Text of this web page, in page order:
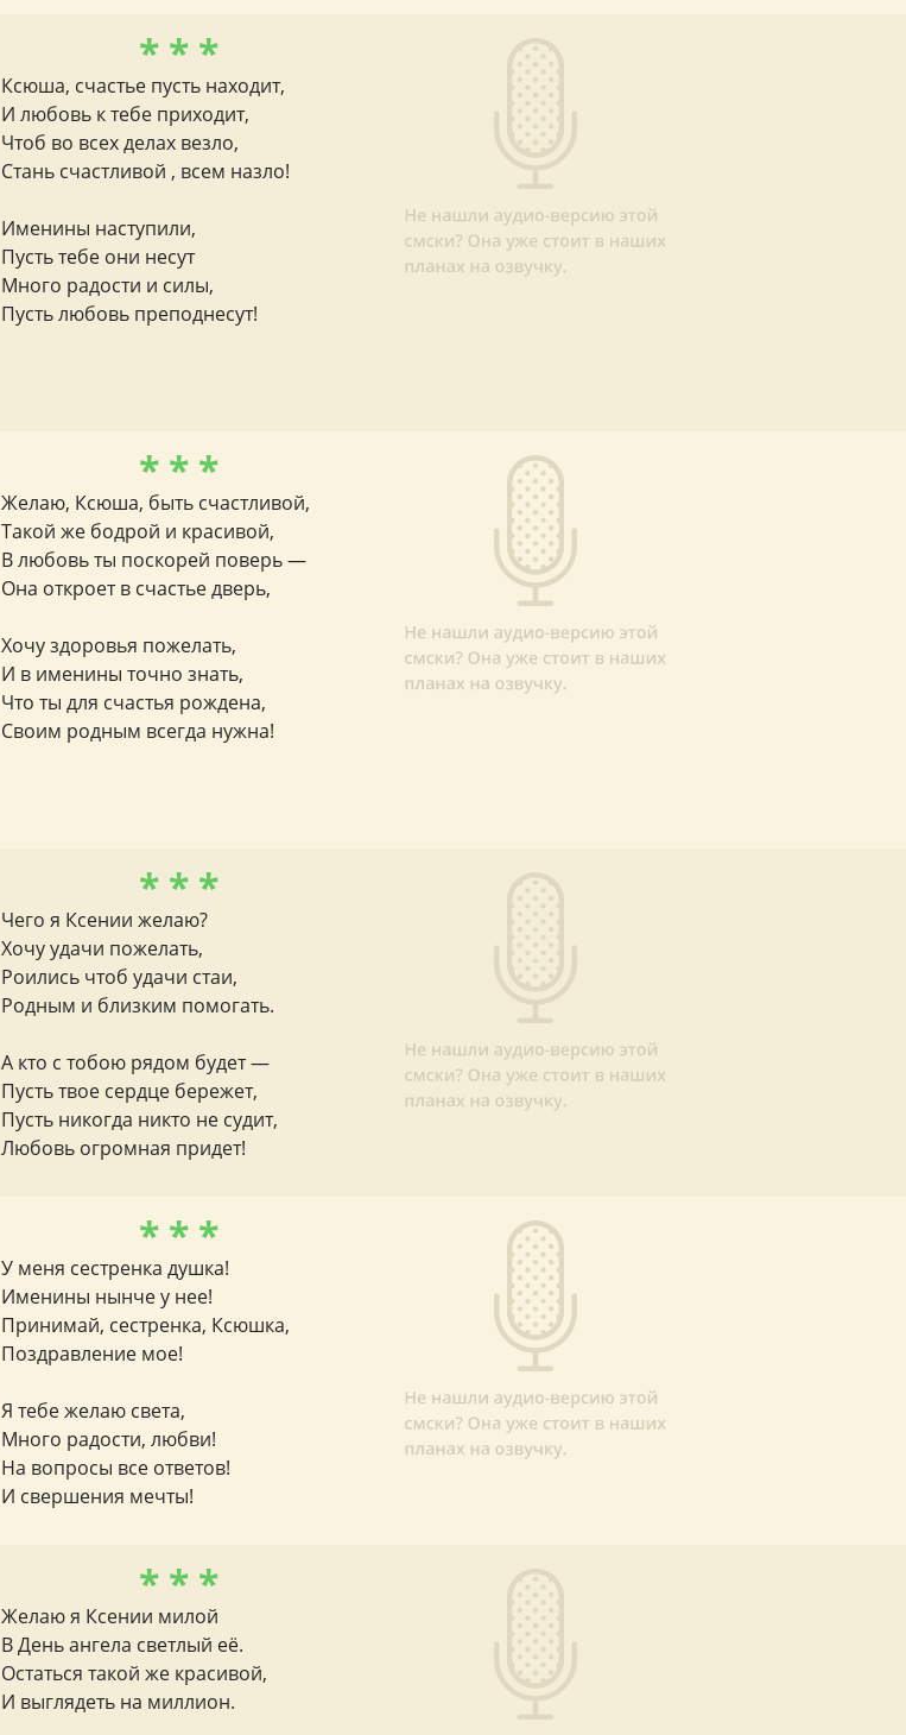
* * *
Ксюша, счастье пусть находит,
И любовь к тебе приходит,
Чтоб во всех делах везло,
Стань счастливой , всем назло!
Именины наступили,
Пусть тебе они несут
Много радости и силы,
Пусть любовь преподнесут!
* * *
Желаю, Ксюша, быть счастливой,
Такой же бодрой и красивой,
В любовь ты поскорей поверь —
Она откроет в счастье дверь,
Хочу здоровья пожелать,
И в именины точно знать,
Что ты для счастья рождена,
Своим родным всегда нужна!
* * *
Чего я Ксении желаю?
Хочу удачи пожелать,
Роились чтоб удачи стаи,
Родным и близким помогать.
А кто с тобою рядом будет —
Пусть твое сердце бережет,
Пусть никогда никто не судит,
Любовь огромная придет!
* * *
У меня сестренка душка!
Именины нынче у нее!
Принимай, сестренка, Ксюшка,
Поздравление мое!
Я тебе желаю света,
Много радости, любви!
На вопросы все ответов!
И свершения мечты!
* * *
Желаю я Ксении милой
В День ангела светлый её.
Остаться такой же красивой,
И выглядеть на миллион.